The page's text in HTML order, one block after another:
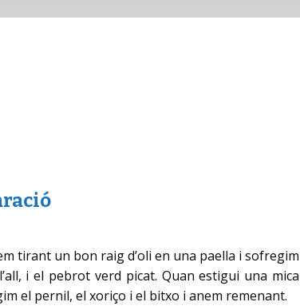
tirant un bon raig d’oli en una paella i sofregim
i el pebrot verd picat. Quan estigui una mica
el pernil, el xoriço i el bitxo i anem remenant.